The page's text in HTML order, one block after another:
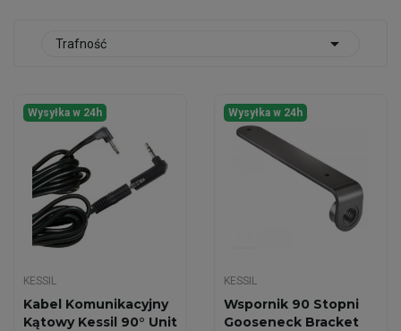
Trafność 
Wysyłka w 24h
KESSIL
Kabel Komunikacyjny
Kątowy Kessil 90° Unit
Wysyłka w 24h
KESSIL
Wspornik 90 Stopni
Gooseneck Bracket